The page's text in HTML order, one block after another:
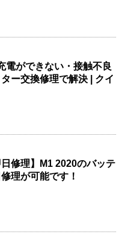
電ができない・接触不良
ー交換修理で解決 | クイ
修理】M1 2020のバッテ
理が可能です！